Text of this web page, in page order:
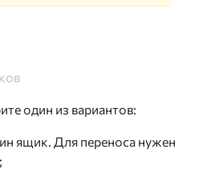
один из вариантов:
ящик. Для переноса нужен